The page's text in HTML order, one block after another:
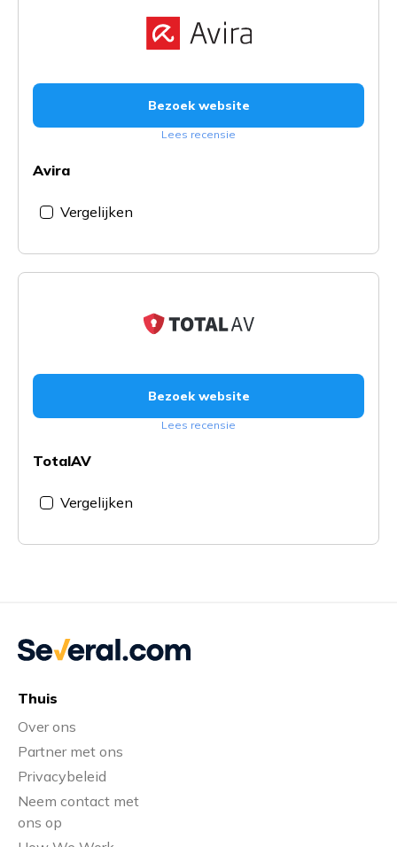
Avira
Vergelijken
Bezoek website
Lees recensie
TotalAV
Vergelijken
Bezoek website
Lees recensie
Thuis
Over ons
Partner met ons
Privacybeleid
Neem contact met
ons op